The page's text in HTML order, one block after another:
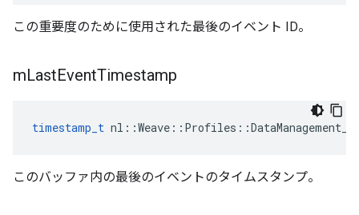
この重要度のために使用された最後のイベント ID。
mLastEventTimestamp
timestamp_t
このバッファ内の最後のイベントのタイムスタンプ。